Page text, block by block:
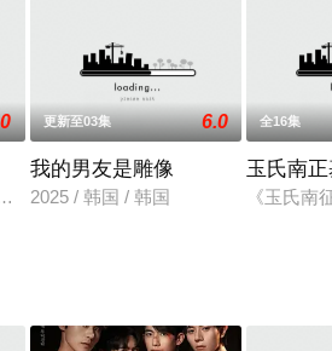
璐,崔泰俊,杨惠智,李成烈,申贤俊,李正
更新至03集 6.0
我的男友是雕像
2025 / 韩国 / 韩国
全16集
玉氏南
《玉氏南